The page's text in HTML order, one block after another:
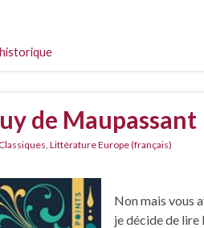
historique
de Maupassant
Classiques, Littérature Europe (français)
Non mais vous
je décide de